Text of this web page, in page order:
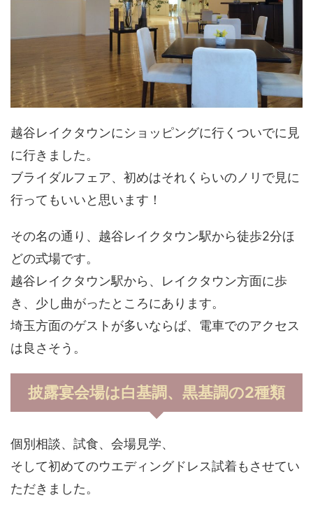
越谷レイクタウンにショッピングに行くついでに見
に行きました。
ブライダルフェア、初めはそれくらいのノリで見に
行ってもいいと思います！
その名の通り、越谷レイクタウン駅から徒歩2分ほ
どの式場です。
越谷レイクタウン駅から、レイクタウン方面に歩
き、少し曲がったところにあります。
埼玉方面のゲストが多いならば、電車でのアクセス
は良さそう。
披露宴会場は白基調、黒基調の2種類
個別相談、試食、会場見学、
そして初めてのウエディングドレス試着もさせてい
ただきました。